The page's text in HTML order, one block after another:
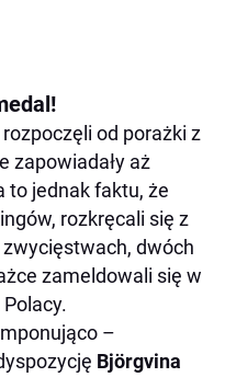
od porażki z
zapowiadały aż
to jednak faktu, że
rozkręcali się z
dwóch
zameldowali się w
–
Björgvina